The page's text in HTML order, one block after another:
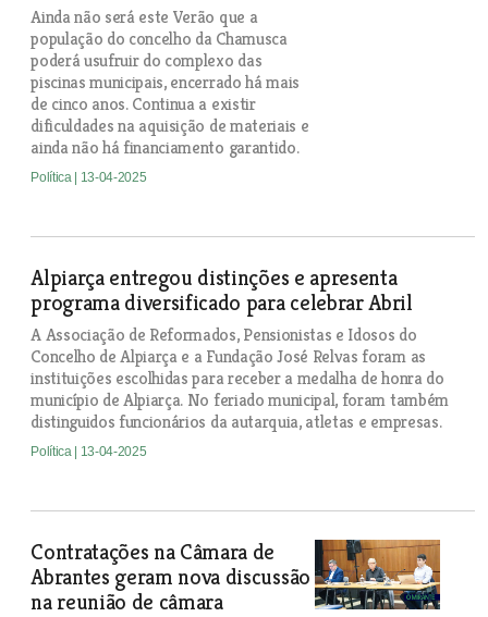
Ainda não será este Verão que a
população do concelho da Chamusca
poderá usufruir do complexo das
piscinas municipais, encerrado há mais
de cinco anos. Continua a existir
dificuldades na aquisição de materiais e
ainda não há financiamento garantido.
Política | 13-04-2025
Alpiarça entregou distinções e apresenta
programa diversificado para celebrar Abril
A Associação de Reformados, Pensionistas e Idosos do
Concelho de Alpiarça e a Fundação José Relvas foram as
instituições escolhidas para receber a medalha de honra do
município de Alpiarça. No feriado municipal, foram também
distinguidos funcionários da autarquia, atletas e empresas.
Política | 13-04-2025
Contratações na Câmara de
Abrantes geram nova discussão
na reunião de câmara